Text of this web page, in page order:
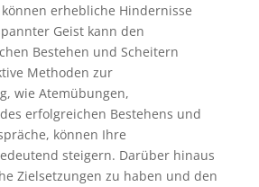
erhebliche Hindernisse
Geist kann den
Bestehen und Scheitern
Methoden zur
wie Atemübungen,
erfolgreichen Bestehens und
können Ihre
steigern. Darüber hinaus
Zielsetzungen zu haben und den